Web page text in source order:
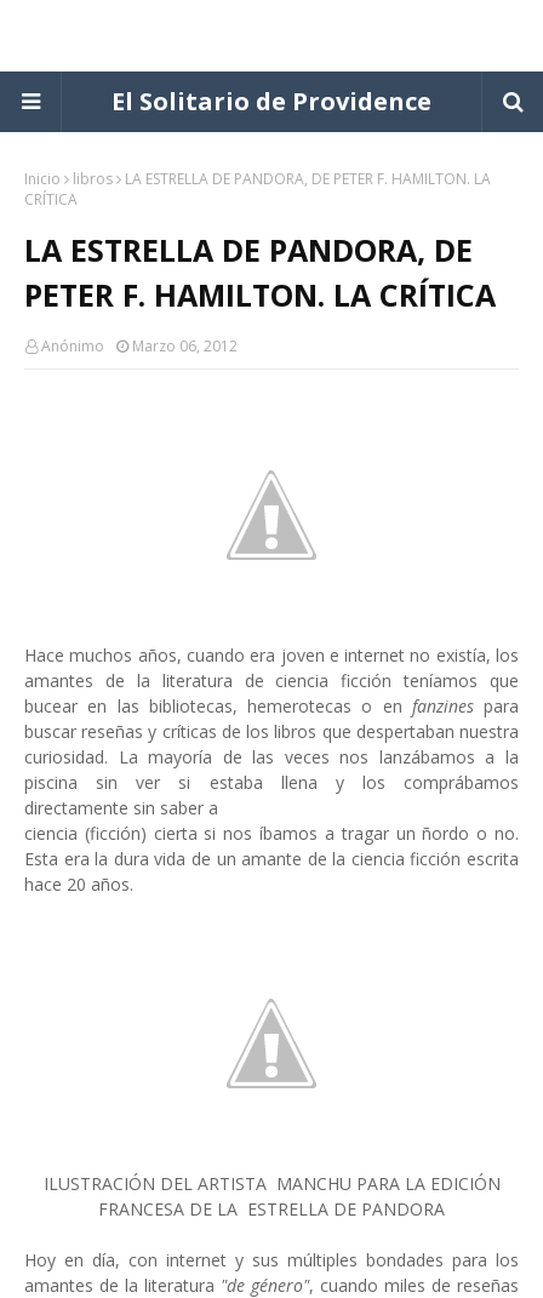
El Solitario de Providence
Inicio libros
LA ESTRELLA DE PANDORA, DE PETER F. HAMILTON. LA
CRÍTICA
LA ESTRELLA DE PANDORA, DE
PETER F. HAMILTON. LA CRÍTICA
Anónimo Marzo 06, 2012
Hace muchos años, cuando era joven e internet no existía, los
amantes de la literatura de ciencia ficción teníamos que
bucear en las bibliotecas, hemerotecas o en fanzinespara
buscar reseñas y críticas de los libros que despertaban nuestra
curiosidad. La mayoría de las veces nos lanzábamos a la
piscina sin ver si estaba llena y los comprábamos
directamente sin saber a
ciencia (ficción) cierta si nos íbamos a tragar un ñordo o no.
Esta era la dura vida de un amante de la ciencia ficción escrita
hace 20 años.
ILUSTRACIÓN DEL ARTISTA MANCHU PARA LA EDICIÓN
FRANCESA DE LA ESTRELLA DE PANDORA
Hoy en día, con internet y sus múltiples bondades para los
amantes de la literatura "de género", cuando miles de reseñas